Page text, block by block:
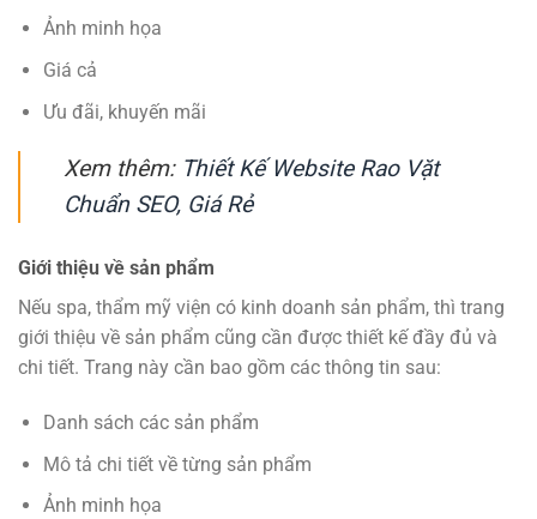
Ảnh minh họa
Giá cả
Ưu đãi, khuyến mãi
Xem thêm: Thiết Kế Website Rao Vặt
Chuẩn SEO, Giá Rẻ
Giới thiệu về sản phẩm
Nếu spa, thẩm mỹ viện có kinh doanh sản phẩm, thì trang
giới thiệu về sản phẩm cũng cần được thiết kế đầy đủ và
chi tiết. Trang này cần bao gồm các thông tin sau:
Danh sách các sản phẩm
Mô tả chi tiết về từng sản phẩm
Ảnh minh họa